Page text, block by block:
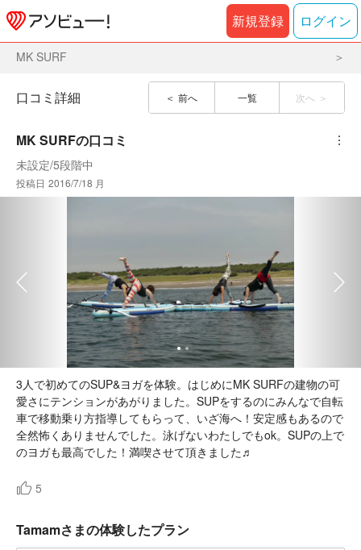
新規登録 ログイン
MK SURF
前へ 一覧 次へ
口コミ詳細
MK SURFの口コミ
︙
未設定/5段階中
投稿日 2016/7/18 月
3人で初めてのSUP&ヨガを体験。はじめにMK SURFの建物の可
愛さにテンションがあがりました。SUPをするのにみんなで自転
車で移動乗り方指導してもらって、いざ海へ！安定感もあるので
全然怖くありませんでした。泳げないわたしでもok。SUPの上で
5
Tamamさまの体験したプラン